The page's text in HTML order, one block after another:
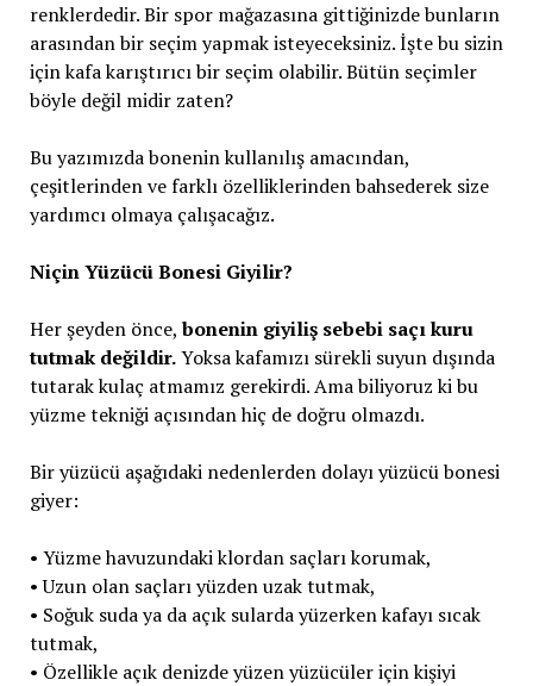
renklerdedir. Bir spor mağazasına gittiğinizde bunların
arasından bir seçim yapmak isteyeceksiniz. İşte bu sizin
için kafa karıştırıcı bir seçim olabilir. Bütün seçimler
böyle değil midir zaten?
Bu yazımızda bonenin kullanılış amacından,
çeşitlerinden ve farklı özelliklerinden bahsederek size
yardımcı olmaya çalışacağız.
Niçin Yüzücü Bonesi Giyilir?
Her şeyden önce,bonenin giyiliş sebebi saçı kuru
tutmak değildir.Yoksa kafamızı sürekli suyun dışında
tutarak kulaç atmamız gerekirdi. Ama biliyoruz ki bu
yüzme tekniği açısından hiç de doğru olmazdı.
Bir yüzücü aşağıdaki nedenlerden dolayı yüzücü bonesi
giyer:
• Yüzme havuzundaki klordan saçları korumak,
• Uzun olan saçları yüzden uzak tutmak,
• Soğuk suda ya da açık sularda yüzerken kafayı sıcak
tutmak,
• Özellikle açık denizde yüzen yüzücüler için kişiyi